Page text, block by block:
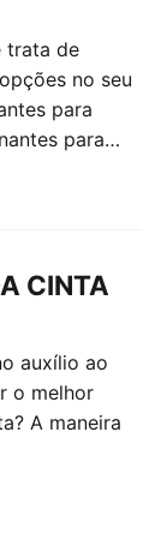
trata de
no seu
para
para…
CINTA
auxílio ao
o melhor
A maneira